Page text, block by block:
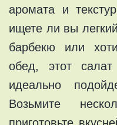
аромата и
ищете ли вы
барбекю или
обед, этот
идеально
Возьмите
приготовьте